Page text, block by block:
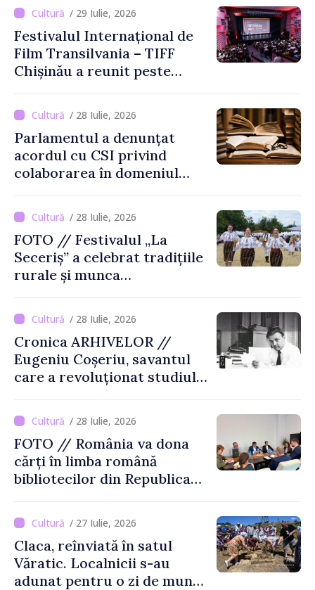
/ 29 Iulie, 2026
Festivalul Internațional de
Film Transilvania – TIFF
Chișinău a reunit peste
de-a șasea ediție
/ 28 Iulie, 2026
Parlamentul a denunțat
acordul cu CSI privind
colaborarea în domeniul
/ 28 Iulie, 2026
FOTO // Festivalul „La
Seceriș” a celebrat tradițiile
rurale și munca
/ 28 Iulie, 2026
Cronica ARHIVELOR //
Eugeniu Coșeriu, savantul
care a revoluționat studiul
/ 28 Iulie, 2026
FOTO // România va dona
cărți în limba română
bibliotecilor din Republica
/ 27 Iulie, 2026
Claca, reînviată în satul
Văratic. Localnicii s-au
adunat pentru o zi de muncă